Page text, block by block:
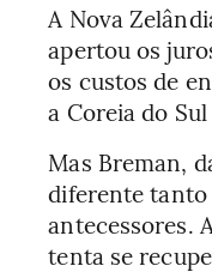
A Nova
apertou os
os custos de
a Coreia do
Mas Breman,
diferente tanto
antecessores.
tenta se